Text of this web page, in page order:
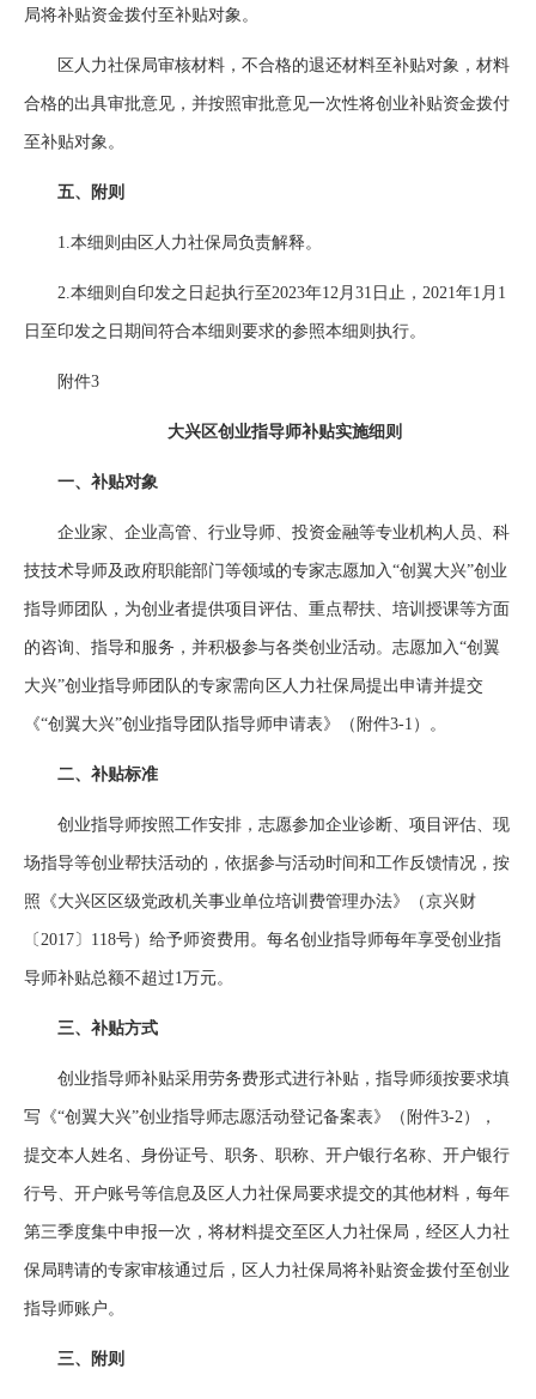
局将补贴资金拨付至补贴对象。
区人力社保局审核材料，不合格的退还材料至补贴对象，材料
合格的出具审批意见，并按照审批意见一次性将创业补贴资金拨付
至补贴对象。
五、附则
1.本细则由区人力社保局负责解释。
2.本细则自印发之日起执行至2023年12月31日止，2021年1月1
日至印发之日期间符合本细则要求的参照本细则执行。
附件3
大兴区创业指导师补贴实施细则
一、补贴对象
企业家、企业高管、行业导师、投资金融等专业机构人员、科
技技术导师及政府职能部门等领域的专家志愿加入“创翼大兴”创业
指导师团队，为创业者提供项目评估、重点帮扶、培训授课等方面
的咨询、指导和服务，并积极参与各类创业活动。志愿加入“创翼
大兴”创业指导师团队的专家需向区人力社保局提出申请并提交
《“创翼大兴”创业指导团队指导师申请表》（附件3-1）。
二、补贴标准
创业指导师按照工作安排，志愿参加企业诊断、项目评估、现
场指导等创业帮扶活动的，依据参与活动时间和工作反馈情况，按
照《大兴区区级党政机关事业单位培训费管理办法》（京兴财
〔2017〕118号）给予师资费用。每名创业指导师每年享受创业指
导师补贴总额不超过1万元。
三、补贴方式
创业指导师补贴采用劳务费形式进行补贴，指导师须按要求填
写《“创翼大兴”创业指导师志愿活动登记备案表》（附件3-2），
提交本人姓名、身份证号、职务、职称、开户银行名称、开户银行
行号、开户账号等信息及区人力社保局要求提交的其他材料，每年
第三季度集中申报一次，将材料提交至区人力社保局，经区人力社
保局聘请的专家审核通过后，区人力社保局将补贴资金拨付至创业
指导师账户。
三、附则